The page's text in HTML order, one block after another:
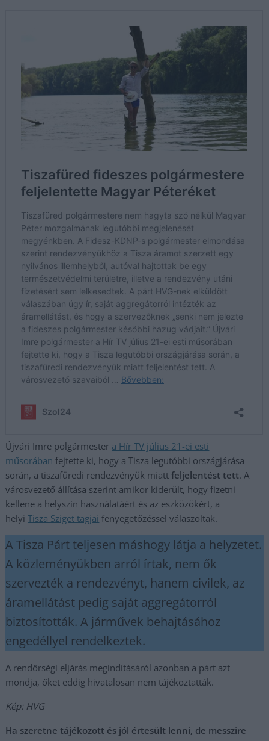
Újvári Imre polgármester a Hír TV július 21-ei esti
műsorában fejtette ki, hogy a Tisza legutóbbi országjárása
során, a tiszafüredi rendezvényük miattfeljelentést tett. A
városvezető állítása szerint amikor kiderült, hogy fizetni
kellene a helyszín használatáért és az eszközökért, a
helyiTisza Sziget tagjai fenyegetőzéssel válaszoltak.
A Tisza Párt teljesen máshogy látja a helyzetet.
A közleményükben arról írtak, nem ők
szervezték a rendezvényt, hanem civilek, az
áramellátást pedig saját aggregátorról
biztosították. A járművek behajtásához
engedéllyel rendelkeztek.
A rendőrségi eljárás megindításáról azonban a párt azt
mondja, őket eddig hivatalosan nem tájékoztatták.
Kép: HVG
Ha szeretne tájékozott és jól értesült lenni, de messzire